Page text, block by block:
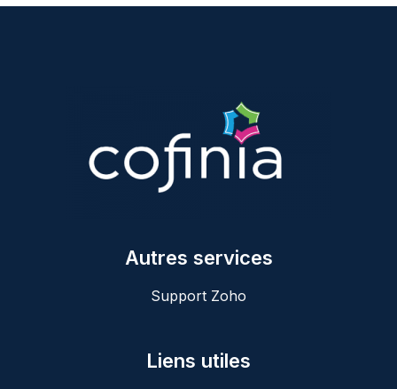
Autres services
Support Zoho
Liens utiles